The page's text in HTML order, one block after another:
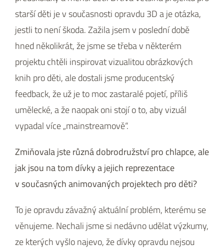
starší děti je v současnosti opravdu 3D a je otázka,
jestli to není škoda. Zažila jsem v poslední době
hned několikrát, že jsme se třeba v některém
projektu chtěli inspirovat vizualitou obrázkových
knih pro děti, ale dostali jsme producentský
feedback, že už je to moc zastaralé pojetí, příliš
umělecké, a že naopak oni stojí o to, aby vizuál
vypadal více „mainstreamově“.
Zmiňovala jste různá dobrodružství pro chlapce, ale
jak jsou na tom dívky a jejich reprezentace
v současných animovaných projektech pro děti?
To je opravdu závažný aktuální problém, kterému se
věnujeme. Nechali jsme si nedávno udělat výzkumy,
ze kterých vyšlo najevo, že dívky opravdu nejsou